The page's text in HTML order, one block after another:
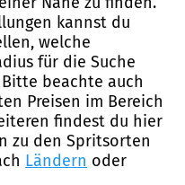
kannst du
welche
für die Suche
beachte auch
Preisen im Bereich
findest du hier
zu den Spritsorten
Ländern oder